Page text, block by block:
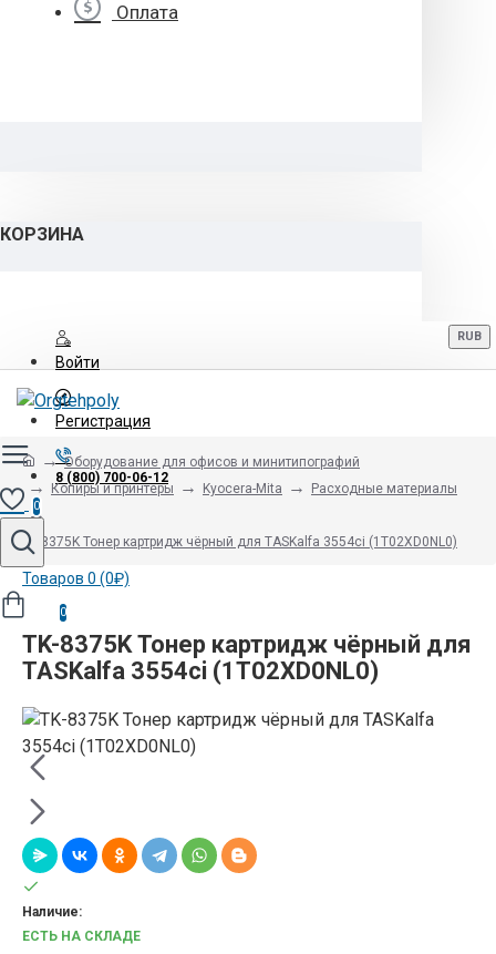
Оплата
КОРЗИНА
Войти
Регистрация
8 (800) 700-06-12
RUB
0
Товаров 0 (0₽)
0
Оборудование для офисов и минитипографий
Копиры и принтеры
Kyocera-Mita Расходные материалы
TK-8375K Тонер картридж чёрный для TASKalfa 3554ci (1T02XD0NL0)
TK-8375K Тонер картридж чёрный для
TASKalfa 3554ci (1T02XD0NL0)
Наличие:
ЕСТЬ НА СКЛАДЕ